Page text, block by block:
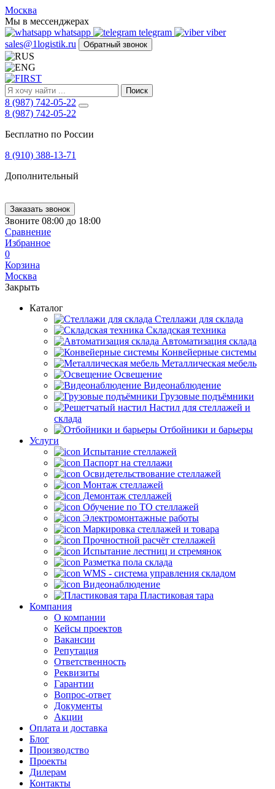
FIRST
Адрес
и
телефон:
Москва,
Алтуфьевское
ш.
д.
48,
корпус
2,
офис
127549
Россия
250-
21-
51,
E-
mail:
sales@1Logistik.ru
Москва
Мы в мессенджерах
whatsapp
telegram
viber
sales@1logistik.ru
Обратный звонок
Поиск
8 (987) 742-05-22
8 (987) 742-05-22
Бесплатно по России
8 (910) 388-13-71
Дополнительный
Заказать звонок
Звоните 08:00 до 18:00
Сравнение
Избранное
0
Корзина
Москва
Закрыть
Каталог
Cтеллажи для склада
Складская техника
Автоматизация склада
Конвейерные системы
Металлическая мебель
Освещение
Видеонаблюдение
Грузовые подъёмники
Настил для стеллажей и
склада
Отбойники и барьеры
Услуги
Испытание стеллажей
Паспорт на стеллажи
Освидетельствование стеллажей
Монтаж стеллажей
Демонтаж стеллажей
Обучение по ТО стеллажей
Электромонтажные работы
Маркировка стеллажей и товара
Прочностной расчёт стеллажей
Испытание лестниц и стремянок
Разметка пола склада
WMS - система управления складом
Видеонаблюдение
Пластиковая тара
Компания
О компании
Кейсы проектов
Вакансии
Репутация
Ответственность
Реквизиты
Гарантии
Вопрос-ответ
Документы
Акции
Оплата и доставка
Блог
Производство
Проекты
Дилерам
Контакты